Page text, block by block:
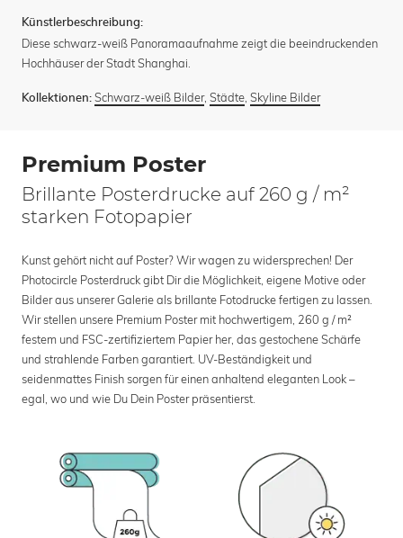
Künstlerbeschreibung:
Diese schwarz-weiß Panoramaaufnahme zeigt die beeindruckenden
Hochhäuser der Stadt Shanghai.
Kollektionen: Schwarz-weiß Bilder, Städte Skyline Bilder
Premium Poster
Brillante Posterdrucke auf 260 g / m²
starken Fotopapier
Kunst gehört nicht auf Poster? Wir wagen zu widersprechen! Der
Photocircle Posterdruck gibt Dir die Möglichkeit, eigene Motive oder
Bilder aus unserer Galerie als brillante Fotodrucke fertigen zu lassen.
Wir stellen unsere Premium Poster mit hochwertigem, 260 g / m²
festem und FSC-zertifiziertem Papier her, das gestochene Schärfe
und strahlende Farben garantiert. UV-Beständigkeit und
seidenmattes Finish sorgen für einen anhaltend eleganten Look –
egal, wo und wie Du Dein Poster präsentierst.